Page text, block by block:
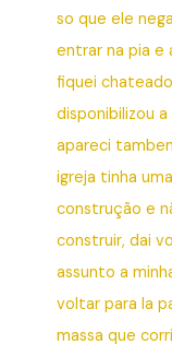
so que ele
entrar na pia e
fiquei
disponibilizou
apareci
igreja tinha
construção e
construir, dai
assunto a
voltar para la
massa que